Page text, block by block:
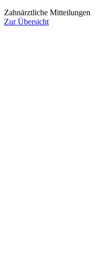
Zahnärztliche Mitteilungen
Zur Übersicht